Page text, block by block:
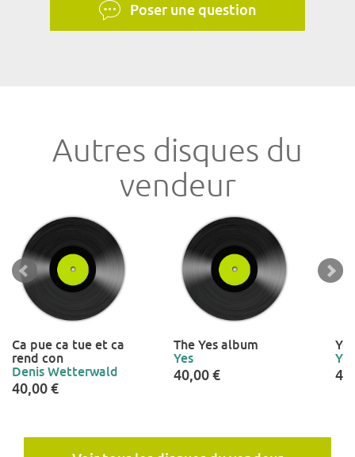
Poser une question
Autres disques du
vendeur
Ca pue ca tue et ca
rend con
Denis Wetterwald
40,00 €
The Yes album
Yes
40,00 €
Yes
Yes